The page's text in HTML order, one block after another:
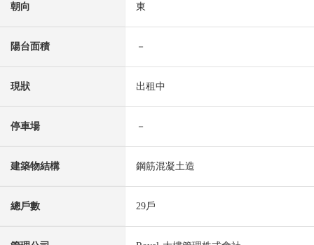
朝向 東
陽台面積 －
現狀 出租中
停車場 －
建築物結構 鋼筋混凝土造
總戶數 29戶